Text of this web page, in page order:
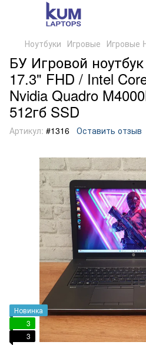
Ноутбуки Игровые Игровые
БУ Игровой
17.3" FHD / Intel
Nvidia Quadro
512гб SSD
Артикул: #1316 Оставить отзыв
Новинка
3
3